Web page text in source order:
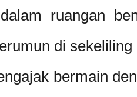
ruangan
di
bermain